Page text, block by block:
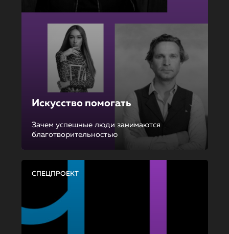
Искусство помогать
Зачем успешные люди занимаются
благотворительностью
СПЕЦПРОЕКТ